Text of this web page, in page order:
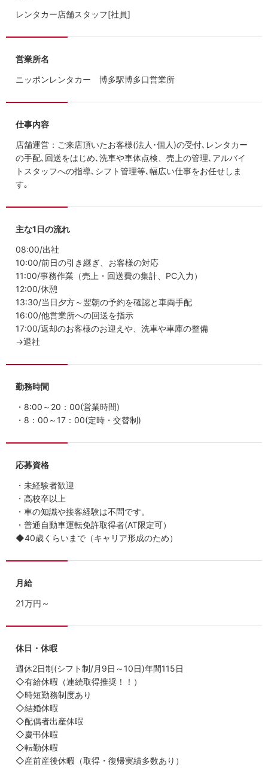
レンタカー店舗スタッフ[社員]
営業所名
ニッポンレンタカー 博多駅博多口営業所
仕事内容
店舗運営：ご来店頂いたお客様(法人･個人)の受付､レンタカー
の手配､回送をはじめ､洗車や車体点検、売上の管理､アルバイ
トスタッフへの指導､シフト管理等､幅広い仕事をお任せしま
す｡
主な1日の流れ
08:00/出社
10:00/前日の引き継ぎ、お客様の対応
11:00/事務作業（売上・回送費の集計、PC入力）
12:00/休憩
13:30/当日夕方～翌朝の予約を確認と車両手配
16:00/他営業所への回送を指示
17:00/返却のお客様のお迎えや、洗車や車庫の整備
→退社
勤務時間
・8:00～20：00(営業時間)
・8：00～17：00(定時・交替制)
応募資格
・未経験者歓迎
・高校卒以上
・車の知識や接客経験は不問です。
・普通自動車運転免許取得者(AT限定可）
◆40歳くらいまで（キャリア形成のため）
月給
21万円～
休日・休暇
週休2日制(シフト制/月9日～10日)年間115日
◇有給休暇（連続取得推奨！！）
◇時短勤務制度あり
◇結婚休暇
◇配偶者出産休暇
◇慶弔休暇
◇転勤休暇
◇産前産後休暇（取得・復帰実績多数あり）